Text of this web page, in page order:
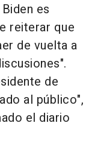
es
reiterar que
de vuelta a
de
al público",
el diario